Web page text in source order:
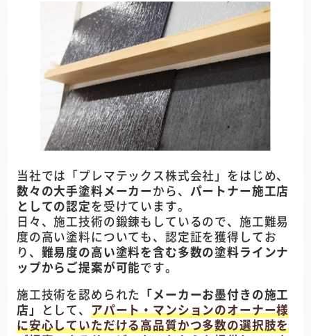
当社では「プレマテックス株式会社」をはじめ、
数々の大手塗料メーカーから、 パートナー施工店
としての認定を受けています。
日々、施工技術の鍛錬もしているので、施工難易
度の高い塗料についても、認定証を獲得してお
り、 難易度の高い塗料を含む多数の塗料ラインナ
ップからご提案が可能です。
施工技術を認められた 「メーカーお墨付きの施工
店」
として、 アパート・マンションのオーナー様
に安心していただける高品質かつ多数の選択肢を